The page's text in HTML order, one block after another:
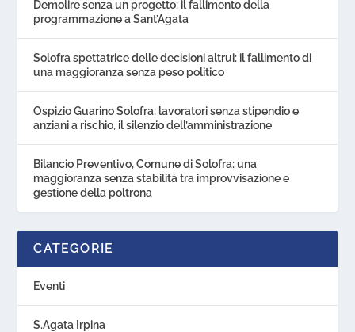
Demolire senza un progetto: il fallimento della
programmazione a Sant’Agata
Solofra spettatrice delle decisioni altrui: il fallimento di
una maggioranza senza peso politico
Ospizio Guarino Solofra: lavoratori senza stipendio e
anziani a rischio, il silenzio dell’amministrazione
Bilancio Preventivo, Comune di Solofra: una
maggioranza senza stabilità tra improvvisazione e
gestione della poltrona
CATEGORIE
Eventi
S.Agata Irpina